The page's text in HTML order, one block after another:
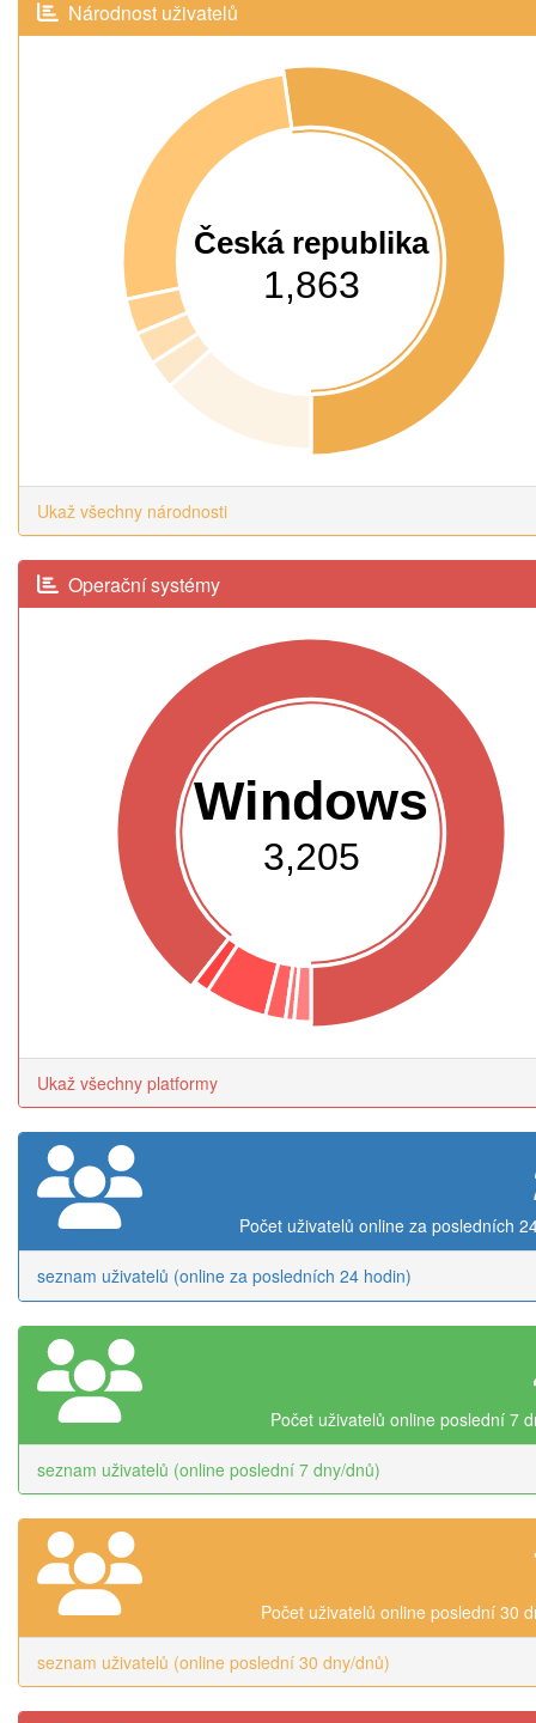
Národnost uživatelů
Česká republika
1,863
Ukaž všechny národnosti
Operační systémy
Windows
3,205
Ukaž všechny platformy
Počet uživatelů online za posledních
seznam uživatelů (online za posledních 24 hodin)
Počet uživatelů online poslední 7
seznam uživatelů (online poslední 7 dny/dnů)
Počet uživatelů online poslední 30
seznam uživatelů (online poslední 30 dny/dnů)